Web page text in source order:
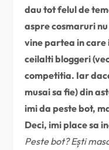
dau tot felul de
aspre cosmaruri
vine partea in care
ceilalti bloggeri
competitia. Iar
musai sa fie) din
imi da peste bot,
Deci, imi place sa
Peste bot? Ești